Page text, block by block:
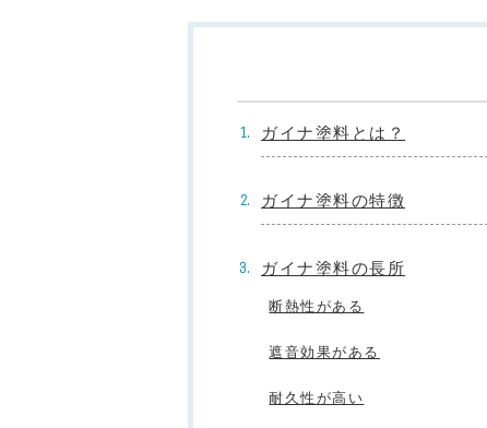
ガイナ塗料とは？
ガイナ塗料の特徴
ガイナ塗料の長所
断熱性がある
遮音効果がある
耐久性が高い